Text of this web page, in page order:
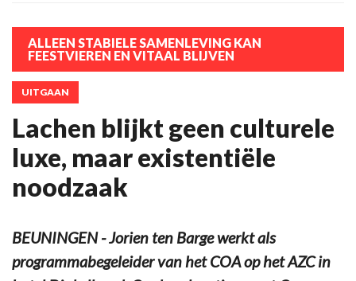
ALLEEN STABIELE SAMENLEVING KAN
FEESTVIEREN EN VITAAL BLIJVEN
UITGAAN
Lachen blijkt geen culturele
luxe, maar existentiële
noodzaak
BEUNINGEN - Jorien ten Barge werkt als
programmabegeleider van het COA op het AZC in